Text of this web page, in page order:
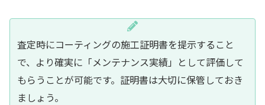
査定時にコーティングの施工証明書を提示すること
で、より確実に「メンテナンス実績」として評価して
もらうことが可能です。証明書は大切に保管しておき
ましょう。